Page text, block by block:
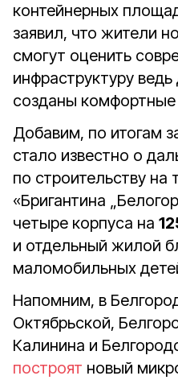
контейнерных
заявил, что жители
смогут оценить
инфраструктуру
созданы комфортные
Добавим, по итогам
стало известно о
по строительству на
«Бригантина
четыре корпуса на
и отдельный жилой
маломобильных
Напомним, в
Октябрьской,
Калинина и
построят новый